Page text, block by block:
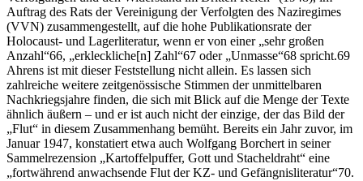
Auftrag des Rats der Vereinigung der Verfolgten des Naziregimes
(VVN) zusammengestellt, auf die hohe Publikationsrate der
Holocaust- und Lagerliteratur, wenn er von einer „sehr großen
Anzahl“66, „erkleckliche[n] Zahl“67 oder „Unmasse“68 spricht.69
Ahrens ist mit dieser Feststellung nicht allein. Es lassen sich
zahlreiche weitere zeitgenössische Stimmen der unmittelbaren
Nachkriegsjahre finden, die sich mit Blick auf die Menge der Texte
ähnlich äußern – und er ist auch nicht der einzige, der das Bild der
„Flut“ in diesem Zusammenhang bemüht. Bereits ein Jahr zuvor, im
Januar 1947, konstatiert etwa auch Wolfgang Borchert in seiner
Sammelrezension „Kartoffelpuffer, Gott und Stacheldraht“ eine
„fortwährend anwachsende Flut derKZ- und Gefängnisliteratur“70.